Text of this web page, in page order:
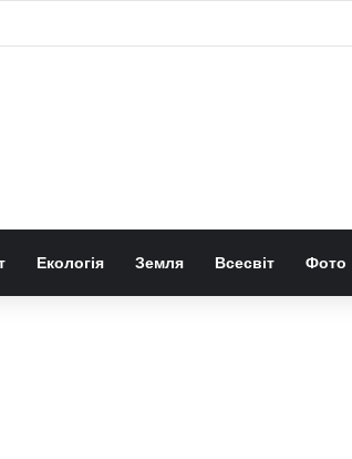
спалах шокового прориву наднової
Екологія Земля Всесвіт Фото